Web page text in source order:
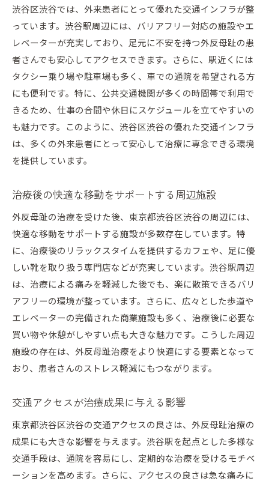
渋谷区渋谷では、外来患者にとって優れた交通インフラが整
っています。渋谷駅周辺には、バリアフリー対応の施設やエ
レベーターが充実しており、足元に不安を持つ外反母趾の患
者さんでも安心してアクセスできます。さらに、駅近くには
タクシー乗り場や駐車場も多く、車での通院を希望される方
にも便利です。特に、公共交通機関が多くの時間帯で利用で
きるため、仕事の合間や休日にスケジュールを立てやすいの
も魅力です。このように、渋谷区渋谷の優れた交通インフラ
は、多くの外来患者にとって安心して治療に専念できる環境
を提供しています。
治療後の快適な移動をサポートする周辺施設
外反母趾の治療を受けた後、東京都渋谷区渋谷の周辺には、
快適な移動をサポートする施設が多数存在しています。特
に、治療後のリラックスタイムを提供するカフェや、足に優
しい靴を取り扱う専門店などが充実しています。渋谷駅周辺
は、治療による痛みを軽減した後でも、楽に散策できるバリ
アフリーの環境が整っています。さらに、広々とした歩道や
エレベーターの完備された商業施設も多く、治療後に必要な
買い物や休憩がしやすい点も大きな魅力です。こうした周辺
施設の存在は、外反母趾治療をより快適にする要素となって
おり、患者さんのストレス軽減にもつながります。
交通アクセスが治療成果に与える影響
東京都渋谷区渋谷の交通アクセスの良さは、外反母趾治療の
成果にも大きな影響を与えます。渋谷駅を起点とした多様な
交通手段は、通院を容易にし、定期的な治療を受けるモチベ
ーションを高めます。さらに、アクセスの良さは急な痛みに